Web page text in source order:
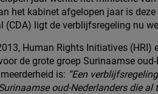
het kabinet afgelopen jaar is
ligt de verblijfsregeling nu
Human Rights Initiatives (HRI)
de grote groep Surinaamse
is: “Een
oud-Nederlanders die al